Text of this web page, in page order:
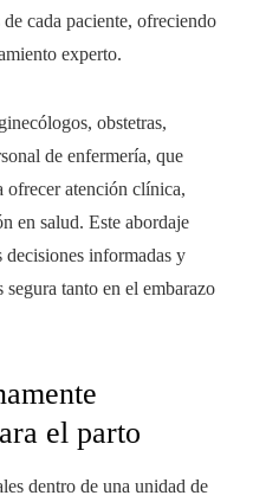
cada paciente, ofreciendo
experto.
obstetras,
de enfermería, que
ofrecer atención clínica,
en salud. Este abordaje
informadas y
tanto en el embarazo
el parto
dentro de una unidad de